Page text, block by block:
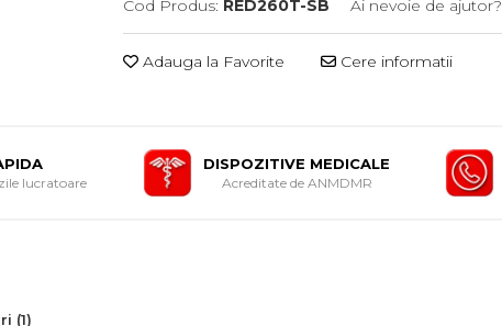
Cod Produs: RED260T-SB Ai nevoie de ajutor?
Adauga la Favorite Cere informatii
lucratoare
DISPOZITIVE MEDICALE
Acreditate de ANMDMR
(1)